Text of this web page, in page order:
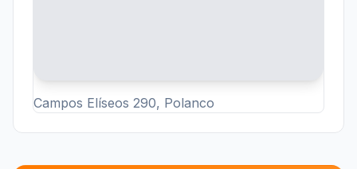
Campos Elíseos 290, Polanco